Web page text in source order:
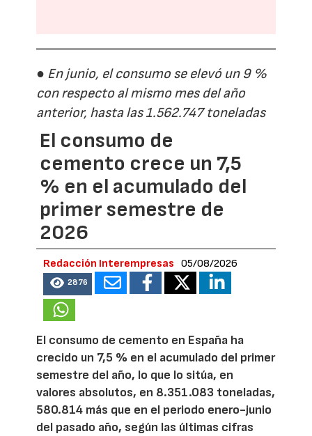
● En junio, el consumo se elevó un 9 %
con respecto al mismo mes del año
anterior, hasta las 1.562.747 toneladas
El consumo de
cemento crece un 7,5
% en el acumulado del
primer semestre de
2026
Redacción Interempresas 05/08/2026
2876
El consumo de cemento en España ha
crecido un 7,5 % en el acumulado del primer
semestre del año, lo que lo sitúa, en
valores absolutos, en 8.351.083 toneladas,
580.814 más que en el periodo enero-junio
del pasado año, según las últimas cifras